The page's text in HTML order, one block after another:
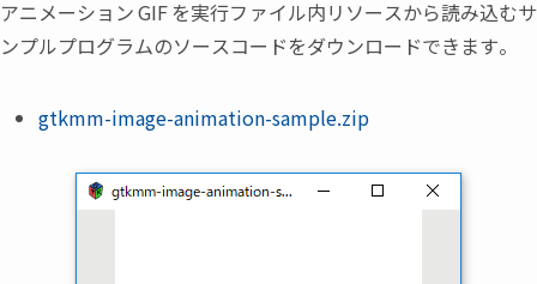
アニメーションGIF を実行ファイル内リソースから読み込むサ
ンプルプログラムのソースコードをダウンロードできます。
gtkmm-image-animation-sample.zip